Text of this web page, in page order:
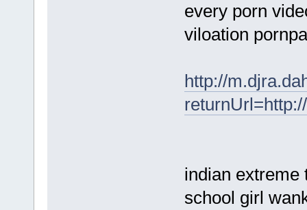
every porn
viloation
http://
indian extreme
school girl